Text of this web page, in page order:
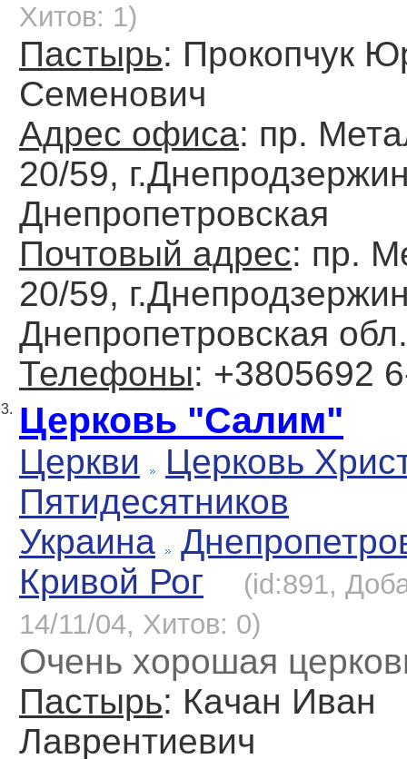
Хитов: 1)
Пастырь: Прокопчук
Семенович
Адрес офиса: пр.
20/59,
Днепропетровская
Почтовый адрес: пр.
20/59,
Днепропетровская обл.
Телефоны: +3805692
3. Церковь "Сaлим"
Церкви
Церковь
Пятидесятников
Украина
Кривой Рог
(id:891,
14/11/04, Хитов: 0)
Очень хорошaя
Пастырь: Кaчaн Ивaн
Лaврентиевич